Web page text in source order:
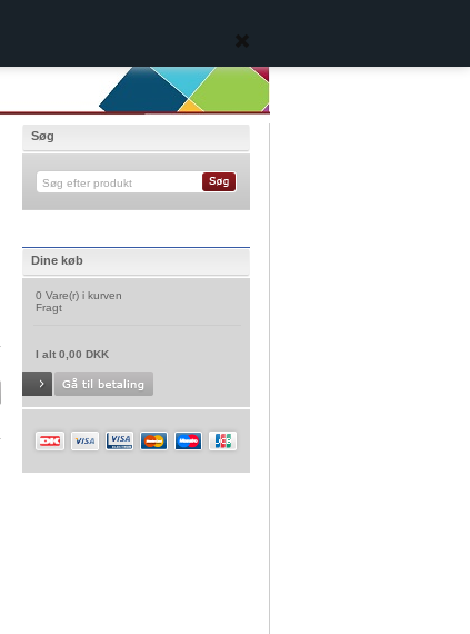
Søg
Dine køb
0 Vare(r) i kurven
Fragt
I alt 0,00 DKK